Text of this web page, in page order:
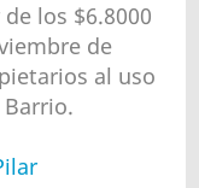
los $6.8000
de
al uso